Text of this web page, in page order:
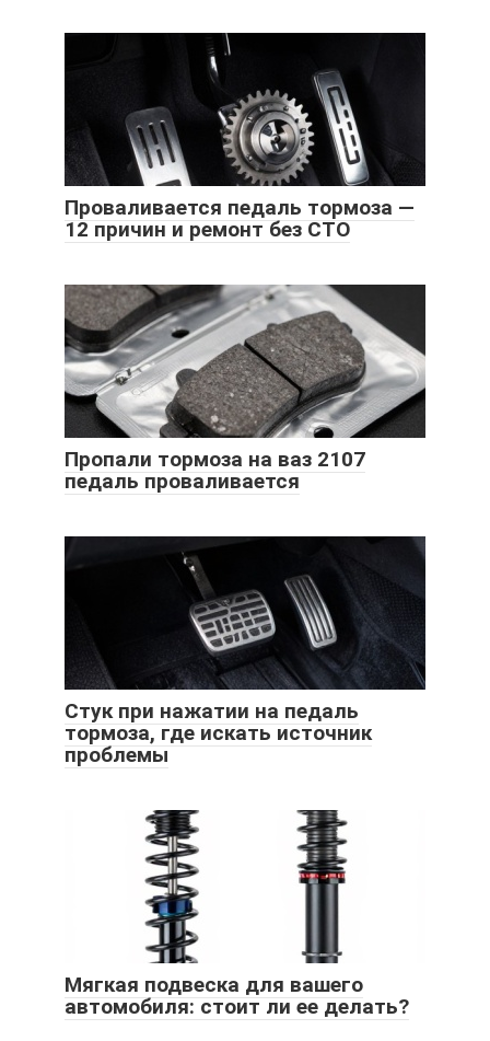
Проваливается педаль тормоза —
12 причин и ремонт без СТО
Пропали тормоза на ваз 2107
педаль проваливается
Стук при нажатии на педаль
тормоза, где искать источник
проблемы
Мягкая подвеска для вашего
автомобиля: стоит ли ее делать?